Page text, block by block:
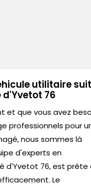
utilitaire
76
et que vous avez
professionnels pour
nous sommes là
d'experts en
d'Yvetot 76, est prête
Le